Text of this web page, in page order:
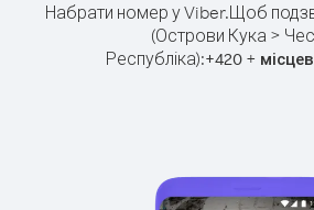
Набрати номер у Viber.Щоб
(Острови Кука >
Республіка):+420 +